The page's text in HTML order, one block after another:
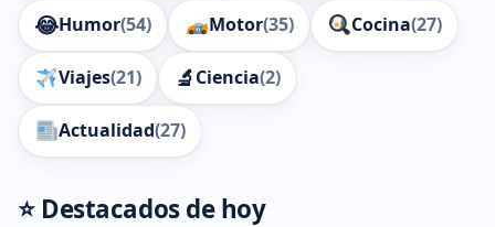
😂Humor(54) Motor(35) Cocina(27)
Viajes(21) 🔬Ciencia(2)
Actualidad(27)
⭐ Destacados de hoy